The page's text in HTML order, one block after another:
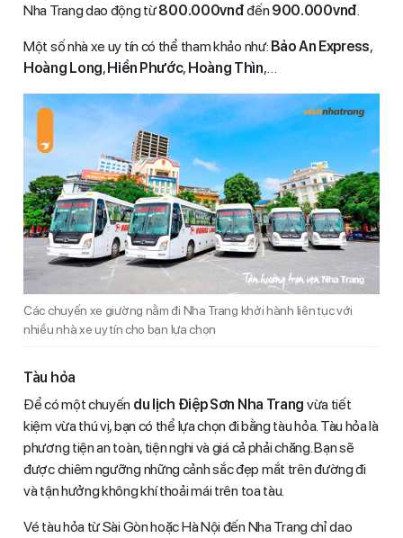
Nha Trang dao động từ800.000vnđđến 900.000vnđ.
Một số nhà xe uy tín có thể tham khảo như: Bảo An Express,
Hoàng Long,Hiền Phước, Hoàng Thìn,…
Các chuyến xe giường nằm đi Nha Trang khởi hành liên tục với
nhiều nhà xe uy tín cho bạn lựa chọn
Tàu hỏa
Để có một chuyến du lịch Điệp Sơn Nha Trang vừa tiết
kiệm vừa thú vị, bạn có thể lựa chọn đi bằng tàu hỏa. Tàu hỏa là
phương tiện an toàn, tiện nghi và giá cả phải chăng. Bạn sẽ
được chiêm ngưỡng những cảnh sắc đẹp mắt trên đường đi
và tận hưởng không khí thoải mái trên toa tàu.
Vé tàu hỏa từ Sài Gòn hoặc Hà Nội đến Nha Trang chỉ dao